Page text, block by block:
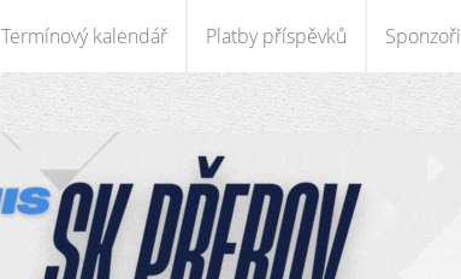
Termínový kalendář Platby příspěvků Sponzoři